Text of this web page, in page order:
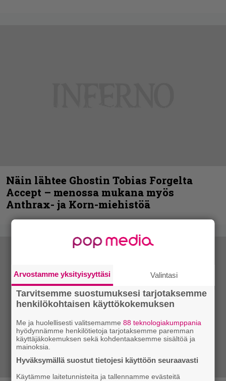
Näin lähtee Ghostin Tobias Forgelta
Accept – menossa mukana myös
Anthrax- ja Korn-miehistöä
Arvostamme yksityisyyttäsi Valintasi
Tarvitsemme suostumuksesi tarjotaksemme
henkilökohtaisen käyttökokemuksen
Me ja huolellisesti valitsemamme88 teknologiakumppania
hyödynnämme henkilötietoja tarjotaksemme paremman
käyttäjäkokemuksen sekä kohdentaaksemme sisältöä ja
mainoksia.
Hyväksymällä suostut tietojesi käyttöön seuraavasti
Käytämme laitetunnisteita ja tallennamme evästeitä